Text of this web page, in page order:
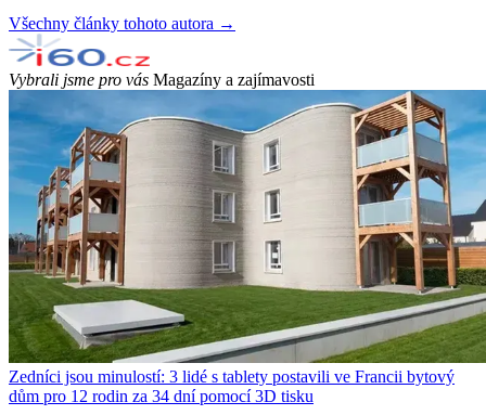
Všechny články tohoto autora →
Vybrali jsme pro vás Magazíny a zajímavosti
Zedníci jsou minulostí: 3 lidé s tablety postavili ve Francii bytový
dům pro 12 rodin za 34 dní pomocí 3D tisku